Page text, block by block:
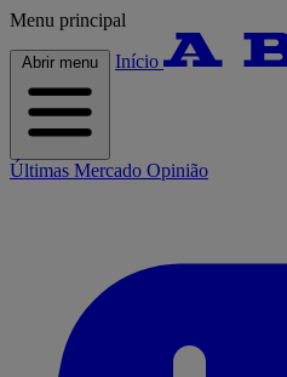
Menu principal
Abrir menu Início
Últimas Mercado Opinião